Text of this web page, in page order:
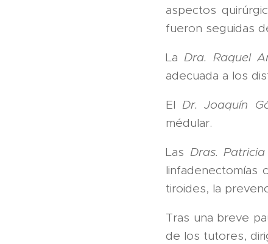
aspectos
fueron seguidas
La Dra. Raquel
adecuada a los
El Dr. Joaquín
médular.
Las Dras.
linfadenectomías
tiroides, la
Tras una breve
de los tutores,